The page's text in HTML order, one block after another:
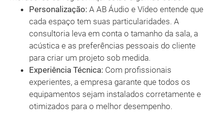
Personalização: A AB Áudio e Vídeo entende que
cada espaço tem suas particularidades. A
consultoria leva em conta o tamanho da sala, a
acústica e as preferências pessoais do cliente
para criar um projeto sob medida.
Experiência Técnica: Com profissionais
experientes, a empresa garante que todos os
equipamentos sejam instalados corretamente e
otimizados para o melhor desempenho.